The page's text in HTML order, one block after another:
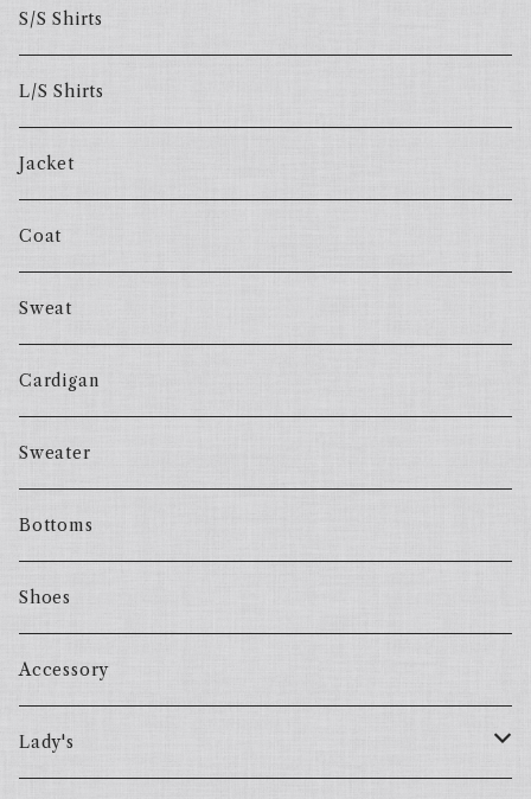
S/S Shirts
L/S Shirts
Jacket
Coat
Sweat
Cardigan
Sweater
Bottoms
Shoes
Accessory
Lady's